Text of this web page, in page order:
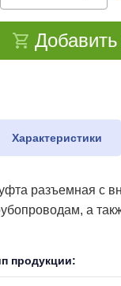
Характеристики
разъемная с
а
продукции: